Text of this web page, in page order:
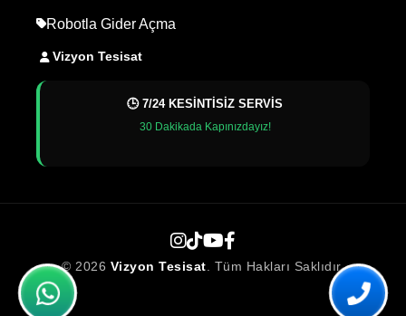
Robotla Gider Açma
Vizyon Tesisat
🕒 7/24 KESİNTİSİZ SERVİS
30 Dakikada Kapınızdayız!
© 2026 Vizyon Tesisat. Tüm Hakları Saklıdır.